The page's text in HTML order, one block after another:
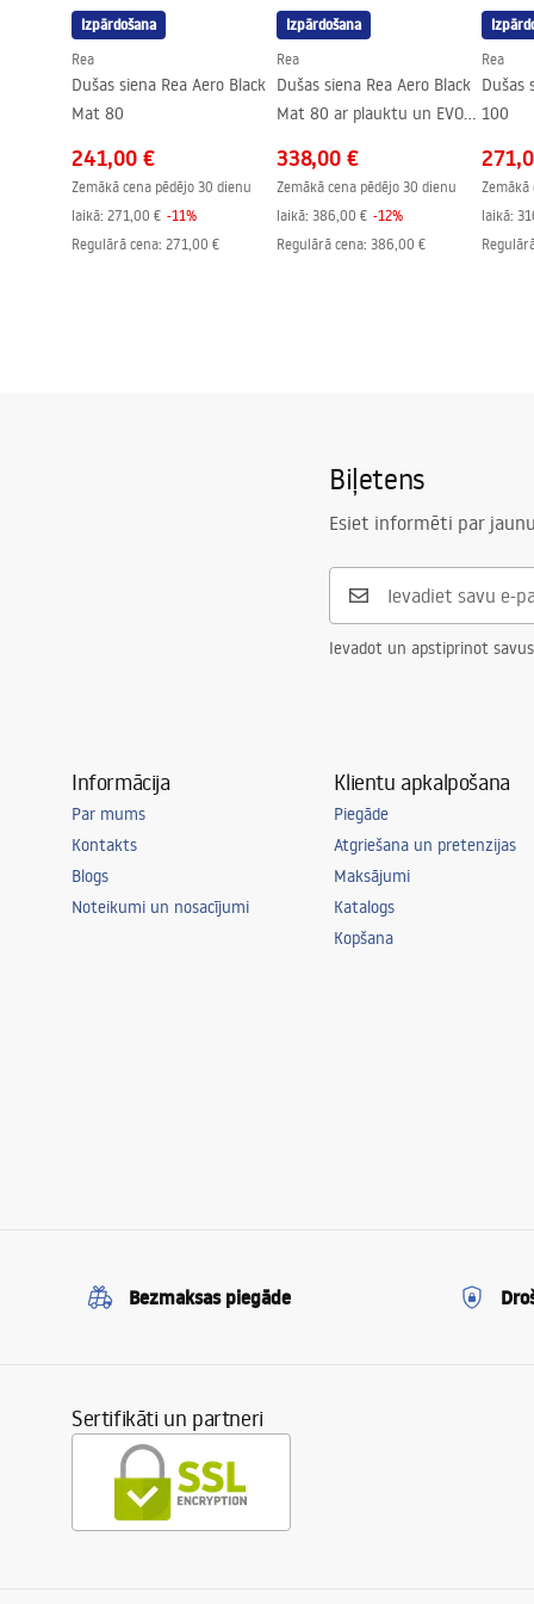
Pārklājuma tehnoloģija
Savienojumu attālums
150
mm
Modelis
LUNGO
Garantija
24 mēneši
Izpārdošana
Rea
Dušas siena Rea Aero Black
Mat 80
241,00 €
Zemākā cena pēdējo 30 dienu
laikā: 271,00 € -11%
Regulārā cena: 271,00 €
Izpārdošana
Rea
Dušas siena Rea Aero Black
Mat 80 ar plauktu un EVO
338,00 €
Zemākā cena pēdējo 30 dienu
laikā: 386,00 € -12%
Regulārā cena: 386,00 €
Rea
Dušas
100
Zemākā
laikā:
Biļetens
Esiet informēti par
Ievadot un apstiprinot
Informācija
Par mums
Kontakts
Blogs
Noteikumi un nosacījumi
Klientu apkalpošana
Piegāde
Atgriešana un pretenzijas
Maksājumi
Katalogs
Kopšana
Bezmaksas piegāde
Sertifikāti un partneri